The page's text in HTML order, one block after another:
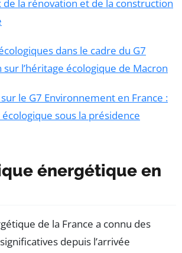
de la rénovation et de la construction
dans le cadre du G7
sur l’héritage écologique de Macron
le G7 Environnement en France :
sous la présidence
énergétique en
de la France a connu des
depuis l’arrivée